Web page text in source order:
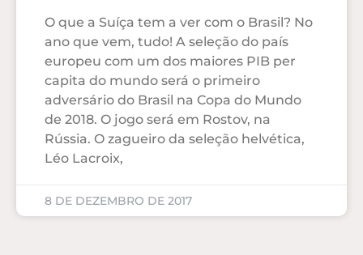
O que a Suíça tem a ver com o Brasil? No
ano que vem, tudo! A seleção do país
europeu com um dos maiores PIB per
capita do mundo será o primeiro
adversário do Brasil na Copa do Mundo
de 2018. O jogo será em Rostov, na
Rússia. O zagueiro da seleção helvética,
Léo Lacroix,
8 DE DEZEMBRO DE 2017